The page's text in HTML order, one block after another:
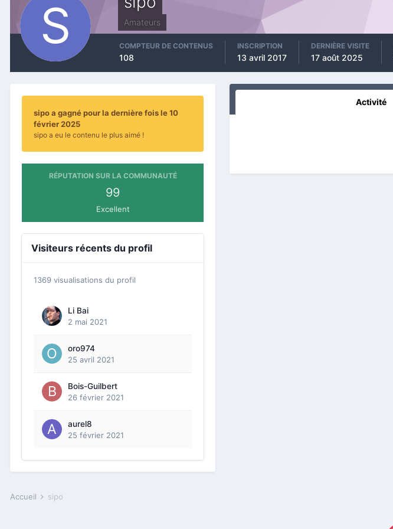
Amateurs
COMPTEUR DE CONTENUS
108
INSCRIPTION
13 avril 2017
DERNIÈRE VISITE
17 août 2025
sipo a gagné pour la dernière fois le 10
février 2025
sipo a eu le contenu le plus aimé !
RÉPUTATION SUR LA COMMUNAUTÉ
99
Excellent
Visiteurs récents du profil
1369 visualisations du profil
Li Bai
2 mai 2021
oro974
25 avril 2021
Bois-Guilbert
26 février 2021
aurel8
25 février 2021
Activité
Accueil sipo